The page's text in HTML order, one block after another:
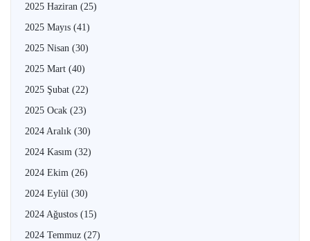
2025 Haziran (25)
2025 Mayıs (41)
2025 Nisan (30)
2025 Mart (40)
2025 Şubat (22)
2025 Ocak (23)
2024 Aralık (30)
2024 Kasım (32)
2024 Ekim (26)
2024 Eylül (30)
2024 Ağustos (15)
2024 Temmuz (27)